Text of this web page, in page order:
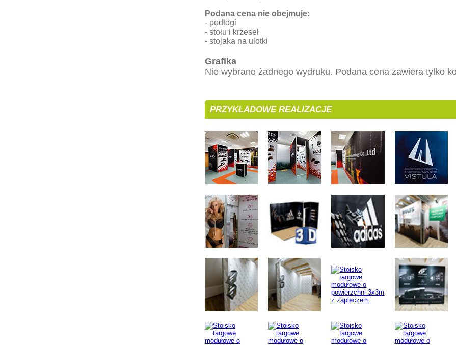
Podana cena nie obejmuje:
- podłogi
- stołu i krzeseł
- stojaka na ulotki
Grafika
Nie wybrano żadnego wydruku. Podana cena zawiera tylko
PRZYKŁADOWE REALIZACJE